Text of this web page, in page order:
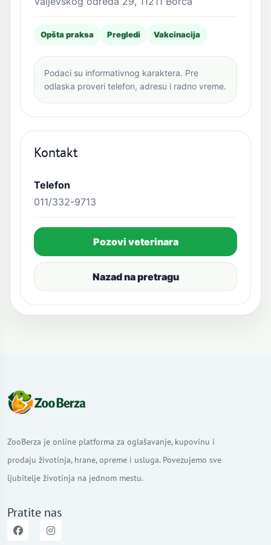
Opšta praksa Pregledi Vakcinacija
Podaci su informativnog karaktera. Pre
odlaska proveri telefon, adresu i radno vreme.
Kontakt
Telefon
011/332-9713
Pozovi veterinara
Nazad na pretragu
ZooBerza je online platforma za oglašavanje, kupovinu i
prodaju životinja, hrane, opreme i usluga. Povezujemo sve
ljubitelje životinja na jednom mestu.
Pratite nas